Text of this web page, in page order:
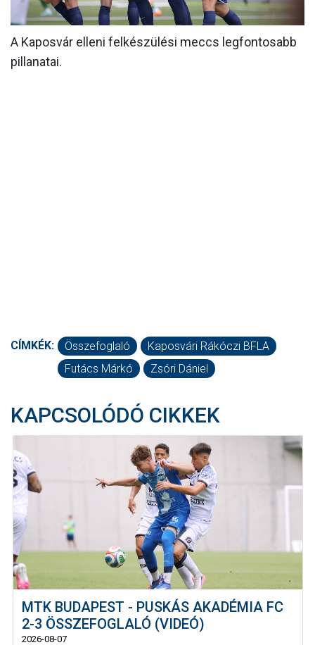
SZURKOLÓI ÉLMÉNYEK
A Kaposvár elleni felkészülési meccs legfontosabb
pillanatai.
CÍMKÉK: Összefoglaló
Kaposvári Rákóczi BFLA
Futács Márkó
Zsóri Dániel
KAPCSOLÓDÓ CIKKEK
MTK BUDAPEST - PUSKÁS AKADÉMIA FC
2-3 ÖSSZEFOGLALÓ (VIDEÓ)
2026-08-07